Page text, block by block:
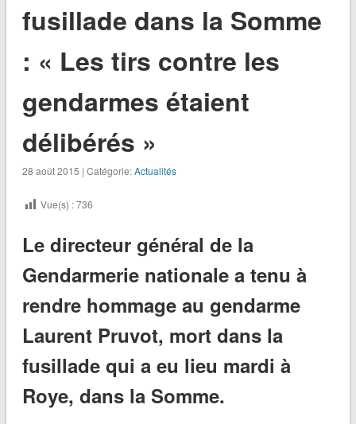
fusillade dans la Somme
: « Les tirs contre les
gendarmes étaient
délibérés »
28 août 2015 | Catégorie:Actualités
Vue(s) :736
Le directeur général de la
Gendarmerie nationale a tenu à
rendre hommage au gendarme
Laurent Pruvot, mort dans la
fusillade qui a eu lieu mardi à
Roye, dans la Somme.